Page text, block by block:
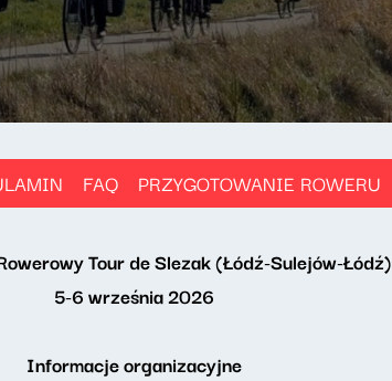
FAQ PRZYGOTOWANIE ROWERU
Tour de Slezak (Łódź-Sulejów-Łódź)
5-6 września 2026
Informacje organizacyjne